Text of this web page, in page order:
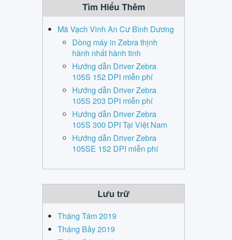
Tìm Hiểu Thêm
Mã Vạch Vinh An Cư Bình Dương
Dòng máy in Zebra thịnh
hành nhất hành tinh
Hướng dẫn Driver Zebra
105S 152 DPI miễn phí
Hướng dẫn Driver Zebra
105S 203 DPI miễn phí
Hướng dẫn Driver Zebra
105S 300 DPI Tại Việt Nam
Hướng dẫn Driver Zebra
105SE 152 DPI miễn phí
Lưu trữ
Tháng Tám 2019
Tháng Bảy 2019